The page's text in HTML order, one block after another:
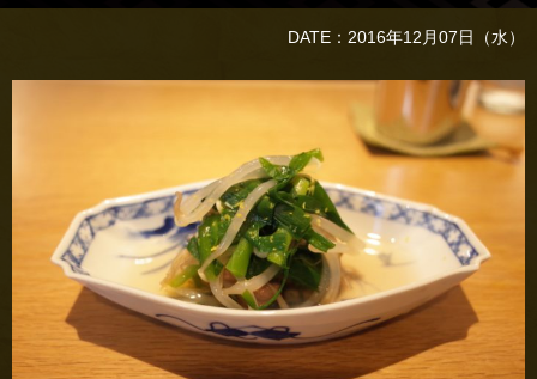
DATE：2016年12月07日（水）